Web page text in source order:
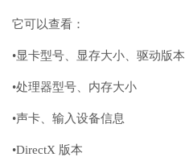
它可以查看：
•显卡型号、显存大小、驱动版本
•处理器型号、内存大小
•声卡、输入设备信息
•DirectX 版本